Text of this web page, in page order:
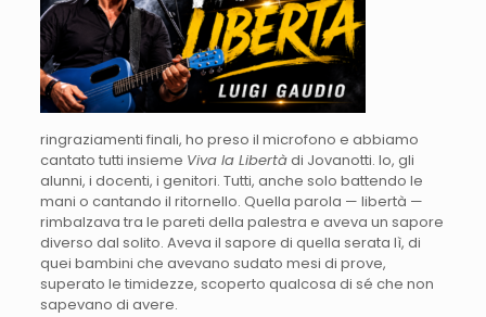
ringraziamenti finali, ho preso il microfono e abbiamo
cantato tutti insieme Viva la Libertàdi Jovanotti. Io, gli
alunni, i docenti, i genitori. Tutti, anche solo battendo le
mani o cantando il ritornello. Quella parola — libertà —
rimbalzava tra le pareti della palestra e aveva un sapore
diverso dal solito. Aveva il sapore di quella serata lì, di
quei bambini che avevano sudato mesi di prove,
superato le timidezze, scoperto qualcosa di sé che non
sapevano di avere.